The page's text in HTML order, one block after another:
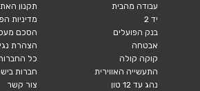
עבודה מהבית
יד 2
בנק הפועלים
אבטחה
קוקה קולה
התעשייה האווירית
נהג עד 12 טון
תקנון
מדיניות
הסכם
הצהרת
כל
חברות
צור קשר